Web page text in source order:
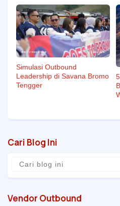
Simulasi Outbound
Leadership di Savana Bromo
Tengger
Cari Blog Ini
Vendor Outbound